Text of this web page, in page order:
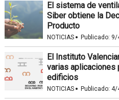
El sistema de
Siber obtiene la
Producto
NOTICIAS · Publicado: 9/
El Instituto
varias aplicaciones
edificios
NOTICIAS · Publicado: 4/